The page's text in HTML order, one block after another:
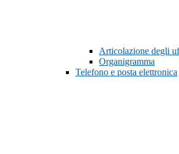
Articolazione degli
Organigramma
Telefono e posta elettronica